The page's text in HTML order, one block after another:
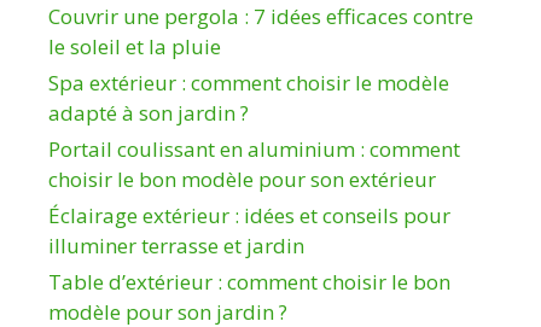
Couvrir une pergola : 7 idées efficaces contre
le soleil et la pluie
Spa extérieur : comment choisir le modèle
adapté à son jardin ?
Portail coulissant en aluminium : comment
choisir le bon modèle pour son extérieur
Éclairage extérieur : idées et conseils pour
illuminer terrasse et jardin
Table d’extérieur : comment choisir le bon
modèle pour son jardin ?